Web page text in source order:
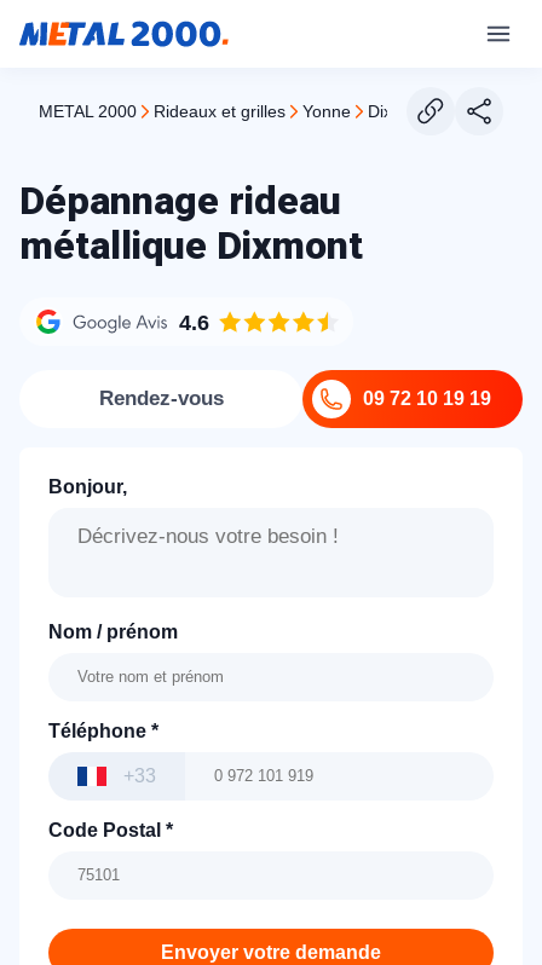
METAL 2000 rideaux et grilles yonne dixmont
Dépannage rideau
métallique Dixmont
4.6
09 72 10 19 19
Rendez-vous
Bonjour,
Nom / prénom
Téléphone *
+33
Code Postal *
Envoyer votre demande